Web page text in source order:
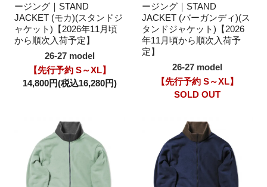
ージング｜STAND
JACKET (モカ)(スタンドジ
ャケット)【2026年11月頃
から順次入荷予定】
26-27 model
【先行予約 S～XL】
14,800円(税込16,280円)
ージング｜STAND
JACKET (バーガンディ)(ス
タンドジャケット)【2026
年11月頃から順次入荷予
定】
26-27 model
【先行予約 S～XL】
SOLD OUT